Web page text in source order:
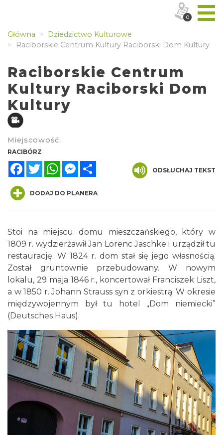
Główna
Dziedzictwo Kulturowe
Raciborskie Centrum Kultury Raciborski Dom Kultury
Raciborskie Centrum
Kultury Raciborski Dom
Kultury
Miejscowość:
RACIBÓRZ
FacebookTwitterWhatsAppMessenger
ODSŁUCHAJ TEKST
DODAJ DO PLANERA
Stoi na miejscu domu mieszczańskiego, który w
1809 r. wydzierżawił Jan Lorenc Jaschke i urządził tu
restaurację. W 1824 r. dom stał się jego własnością.
Został gruntownie przebudowany. W nowym
lokalu, 29 maja 1846 r., koncertował Franciszek Liszt,
a w 1850 r. Johann Strauss syn z orkiestrą. W okresie
międzywojennym był tu hotel „Dom niemiecki”
(Deutsches Haus).
0